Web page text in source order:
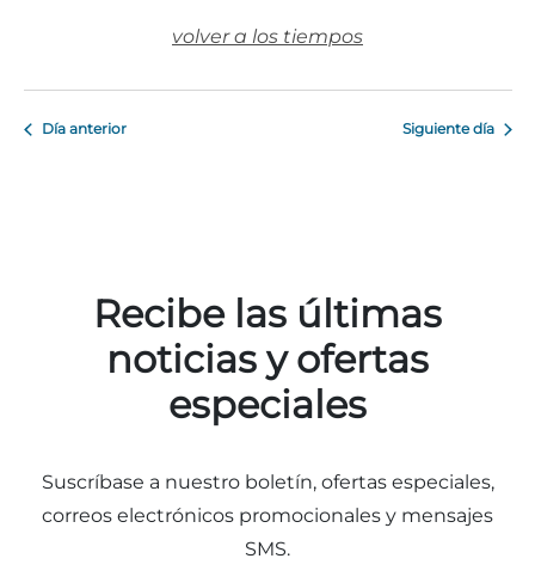
volver a los tiempos
Día anterior Siguiente día
Recibe las últimas
noticias y ofertas
especiales
Suscríbase a nuestro boletín, ofertas especiales,
correos electrónicos promocionales y mensajes
SMS.